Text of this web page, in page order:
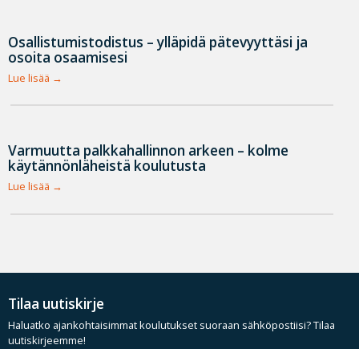
Osallistumistodistus – ylläpidä pätevyyttäsi ja
osoita osaamisesi
Lue lisää
Varmuutta palkkahallinnon arkeen – kolme
käytännönläheistä koulutusta
Lue lisää
Tilaa uutiskirje
Haluatko ajankohtaisimmat koulutukset suoraan sähköpostiisi? Tilaa
uutiskirjeemme!